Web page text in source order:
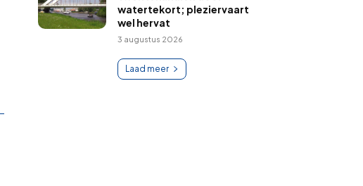
watertekort; pleziervaart
wel hervat
3 augustus 2026
Laad meer